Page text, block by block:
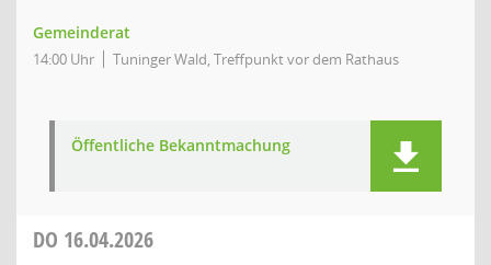
Gemeinderat
14:00 Uhr Tuninger Wald, Treffpunkt vor dem Rathaus
Öffentliche Bekanntmachung
DO 16.04.2026